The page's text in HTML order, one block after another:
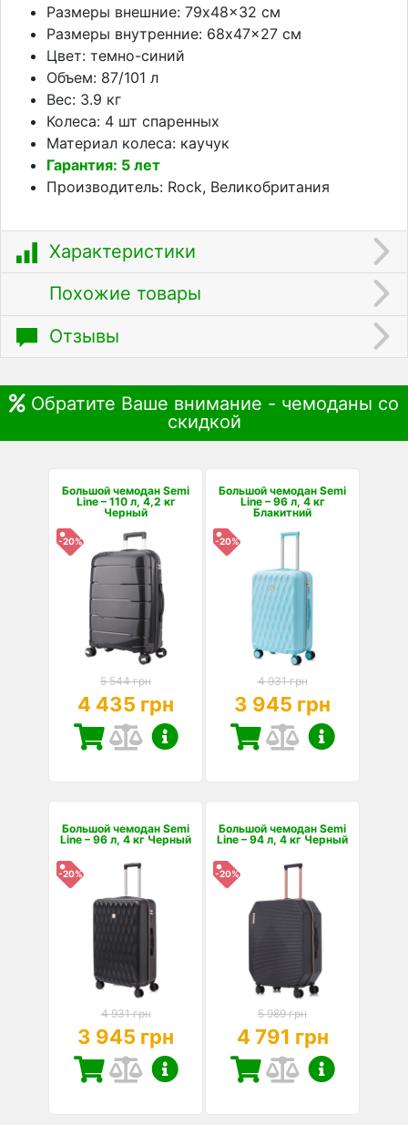
Размеры внешние: 79x48x32 см
Размеры внутренние: 68x47x27 см
Цвет: темно-синий
Объем: 87/101 л
Вес: 3.9 кг
Колеса: 4 шт спаренных
Материал колеса: каучук
Гарантия: 5 лет
Производитель: Rock, Великобритания
Характеристики
Похожие товары
Отзывы
Обратите Ваше внимание - чемоданы со
скидкой
Большой чемодан Semi
Line – 110 л, 4,2 кг
Черный
-20%
5 544 грн
4 435 грн
Большой чемодан Semi
Line – 96 л, 4 кг
Блакитний
-20%
4 931 грн
3 945 грн
Большой чемодан Semi
Line – 96 л, 4 кг Черный
-20%
4 931 грн
3 945 грн
Большой чемодан Semi
Line – 94 л, 4 кг Черный
-20%
5 989 грн
4 791 грн